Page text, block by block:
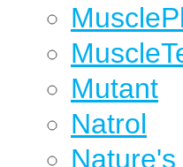
Mutant
Natrol